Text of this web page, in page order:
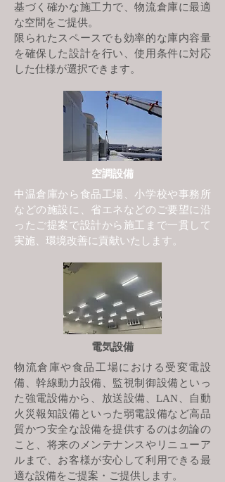
基づく確かな施工力で、物流倉庫に最適
な空間をご提供。
限られたスペースでも効率的な庫内容量
を確保した設計を行い、使用条件に対応
した仕様が選択できます。
空調設備
中温倉庫から食品工場、小学校や事務所
などの施設に、省エネなどのご要望に沿
ったご提案で設計から施工まで一貫して
実施、環境改善に貢献いたします。
電気設備
物流倉庫や食品工場における受変電設
備、幹線動力設備、監視制御設備といっ
た強電設備から、放送設備、LAN、自動
火災報知設備といった弱電設備など高品
質かつ安全な設備を提供するのは勿論の
こと、将来のメンテナンスやリニューア
ルまで、お客様が安心して利用できる最
適な設備をご提案・ご提供します。